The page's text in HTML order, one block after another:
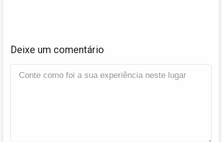
Deixe um comentário